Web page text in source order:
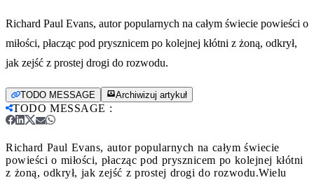
Richard Paul Evans, autor popularnych na całym świecie powieści o
miłości, płacząc pod prysznicem po kolejnej kłótni z żoną, odkrył,
jak zejść z prostej drogi do rozwodu.
TODO MESSAGE Archiwizuj artykuł
TODO MESSAGE :
Richard Paul Evans, autor popularnych na całym świecie
powieści o miłości, płacząc pod prysznicem po kolejnej kłótni
z żoną, odkrył, jak zejść z prostej drogi do rozwodu.Wielu